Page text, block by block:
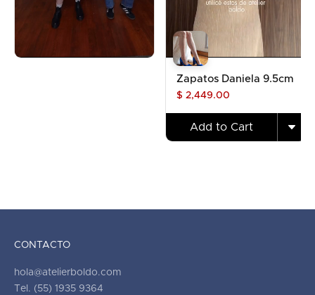
Zapatos Daniela 9.5cm
$ 2,449.00
Add to Cart
CONTACTO
hola@atelierboldo.com
Tel. (55) 1935 9364